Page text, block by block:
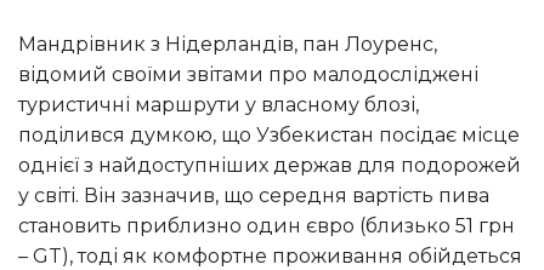
Мандрівник з Нідерландів, пан Лоуренс,
відомий своїми звітами про малодосліджені
туристичні маршрути у власному блозі,
поділився думкою, що Узбекистан посідає місце
однієї з найдоступніших держав для подорожей
у світі. Він зазначив, що середня вартість пива
становить приблизно один євро (близько 51 грн
– GT), тоді як комфортне проживання обійдеться